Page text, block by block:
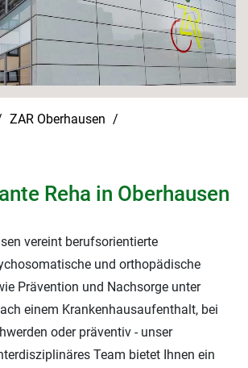
ZAR Oberhausen
Reha in Oberhausen
vereint berufsorientierte
und orthopädische
Prävention und Nachsorge unter
einem Krankenhausaufenthalt, bei
oder präventiv - unser
Team bietet Ihnen ein